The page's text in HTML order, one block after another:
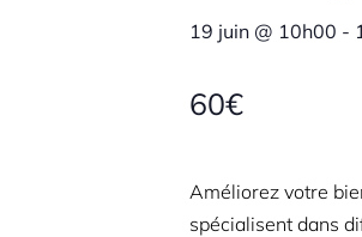
19 juin @ 10h00 -
60€
Améliorez votre
spécialisent dans